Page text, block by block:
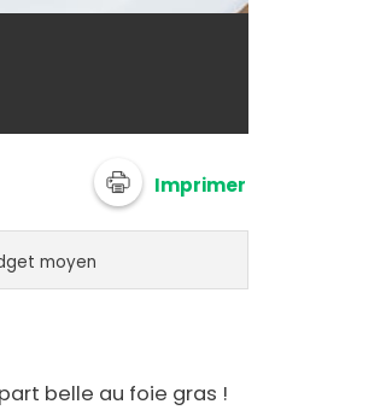
Imprimer
moyen
belle au foie gras !